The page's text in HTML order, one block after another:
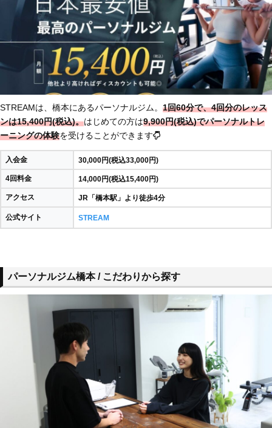
STREAMは、橋本にあるパーソナルジム。 1回60分で、4回分のレッス
ンは15,400円(税込)。はじめての方は9,900円(税込)でパーソナルトレ
ーニングの体験を受けることができます
入会金 30,000円(税込33,000円)
4回料金 14,000円(税込15,400円)
アクセス JR「橋本駅」より徒歩4分
公式サイト STREAM
パーソナルジム橋本 / こだわりから探す